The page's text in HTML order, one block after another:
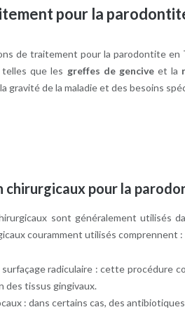
pour la
de traitement pour la parodontite en
telles que les greffes de genciveet la
gravité de la maladie et des besoins
chirurgicaux pour la
sont généralement utilisés
couramment utilisés comprennent :
radiculaire : cette procédure
des tissus gingivaux.
: dans certains cas, des